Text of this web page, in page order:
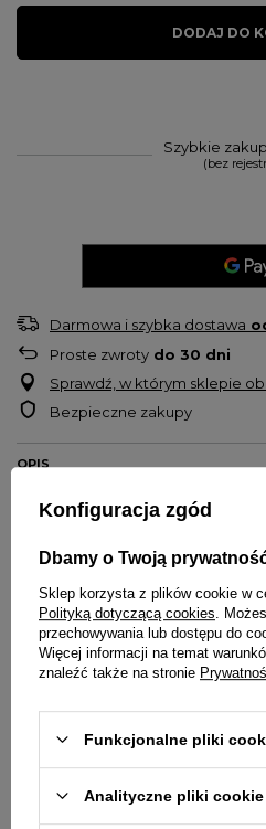
DODAJ DO
Szybkie
(bez
Darmowa i szybka dostawa
Proste zwroty do 30 dni
Sprawdź, w którym sklepie
Bezpieczne zakupy
OPIS
Damska sukienka Champion
Małe logo na froncie
Okrągły dekolt
Znany doskonale prążkowany
dopasowujący się do sylwetki
Idealnie pasuje do sportowych
Konfiguracja zgód
Dbamy o Twoją
Sklep korzysta z plików cookie w
Polityką dotyczącą cookies .
przechowywania lub dostępu do
Więcej informacji na temat
znaleźć także na stronie
Funkcjonalne pliki
Analityczne pliki cookie